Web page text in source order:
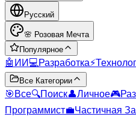
Русский
🌸 Розовая Мечта
Популярное
🤖 ИИ 💻 Разработка⚡
Все Категории
🎯 Все🔍Поиск👤Личное🎮
Программист💼Частичная